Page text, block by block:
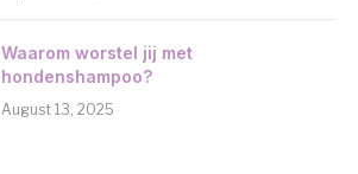
Waarom worstel jij met
hondenshampoo?
August 13, 2025